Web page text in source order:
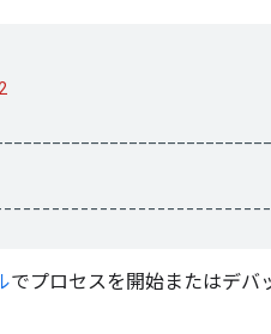
でプロセスを開始またはデバ